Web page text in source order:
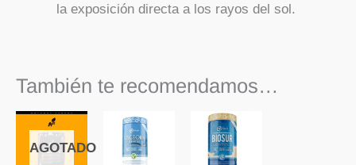
la exposición directa a los rayos del sol.
También te recomendamos…
AGOTADO